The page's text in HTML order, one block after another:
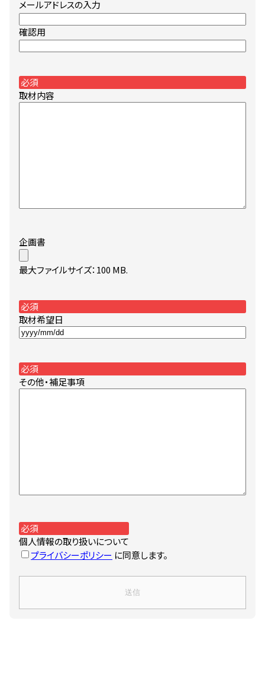
各種お問い合わせ
Contact
｜EN
特定商取引に基づく表記について
メールアドレスの入力
確認用
必須
取材内容
企画書
最大ファイルサイズ：100 MB.
必須
取材希望日
YYYY
ラ
ッ
シ
DD
必須
その他・補足事項
必須
個人情報の取り扱いについて
プライバシーポリシー に同意します。